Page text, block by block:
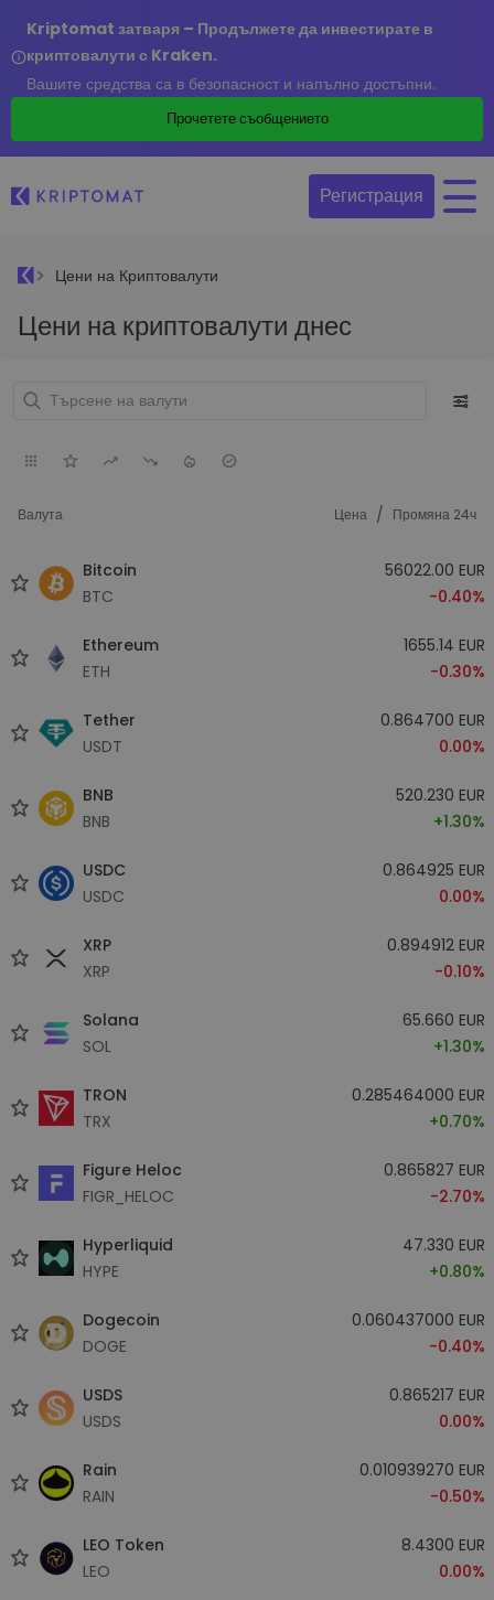
Kriptomat затваря – Продължете да инвестирате в
криптовалути с Kraken.
Вашите средства са в безопасност и напълно достъпни.
Прочетете съобщението
Регистрация
Цени на Криптовалути
Цени на криптовалути днес
Валута Цена / Промяна 24ч
Bitcoin
BTC
56022.00 EUR
-0.40%
Ethereum
ETH
1655.14 EUR
-0.30%
Tether
USDT
0.864700 EUR
0.00%
BNB
BNB
520.230 EUR
+1.30%
USDC
USDC
0.864925 EUR
0.00%
XRP
XRP
0.894912 EUR
-0.10%
Solana
SOL
65.660 EUR
+1.30%
TRON
TRX
0.285464000 EUR
+0.70%
Figure Heloc
FIGR_HELOC
0.865827 EUR
-2.70%
Hyperliquid
HYPE
47.330 EUR
+0.80%
Dogecoin
DOGE
0.060437000 EUR
-0.40%
USDS
USDS
0.865217 EUR
0.00%
Rain
RAIN
0.010939270 EUR
-0.50%
LEO Token
LEO
8.4300 EUR
0.00%